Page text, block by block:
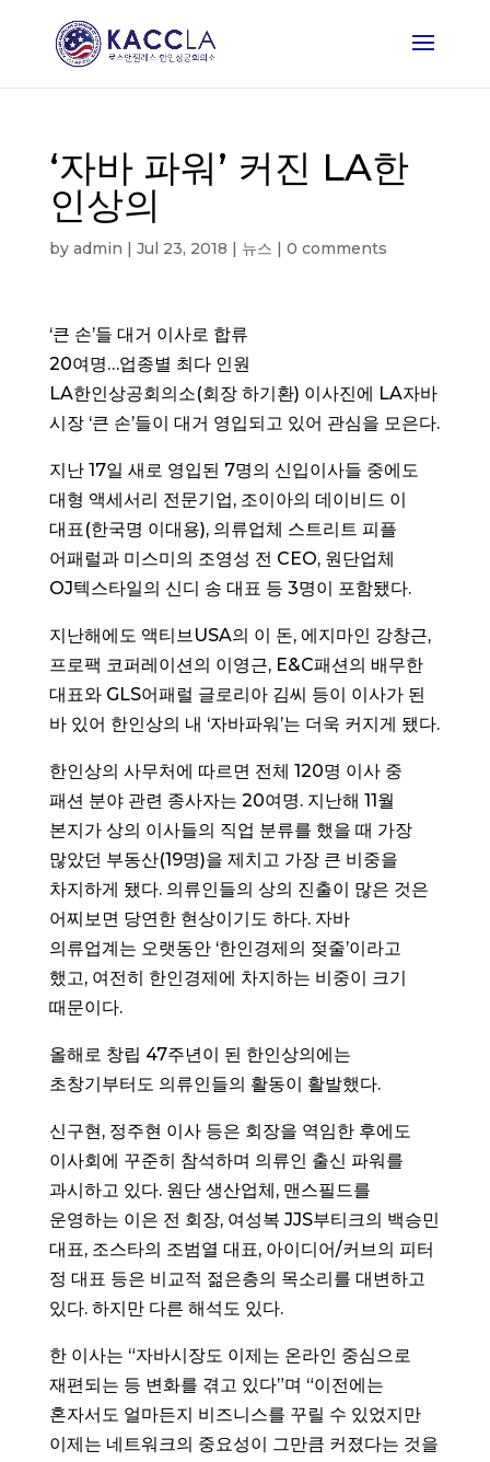
‘자바 파워’ 커진 LA한
인상의
by admin | Jul 23, 2018 | 뉴스 | 0 comments
‘큰 손’들 대거 이사로 합류
20여명…업종별 최다 인원
LA한인상공회의소(회장 하기환) 이사진에 LA자바
시장 ‘큰 손’들이 대거 영입되고 있어 관심을 모은다.
지난 17일 새로 영입된 7명의 신입이사들 중에도
대형 액세서리 전문기업, 조이아의 데이비드 이
대표(한국명 이대용), 의류업체 스트리트 피플
어패럴과 미스미의 조영성 전 CEO, 원단업체
OJ텍스타일의 신디 송 대표 등 3명이 포함됐다.
지난해에도 액티브USA의 이 돈, 에지마인 강창근,
프로팩 코퍼레이션의 이영근, E&C패션의 배무한
대표와 GLS어패럴 글로리아 김씨 등이 이사가 된
바 있어 한인상의 내 ‘자바파워’는 더욱 커지게 됐다.
한인상의 사무처에 따르면 전체 120명 이사 중
패션 분야 관련 종사자는 20여명. 지난해 11월
본지가 상의 이사들의 직업 분류를 했을 때 가장
많았던 부동산(19명)을 제치고 가장 큰 비중을
차지하게 됐다. 의류인들의 상의 진출이 많은 것은
어찌보면 당연한 현상이기도 하다. 자바
의류업계는 오랫동안 ‘한인경제의 젖줄’이라고
했고, 여전히 한인경제에 차지하는 비중이 크기
때문이다.
올해로 창립 47주년이 된 한인상의에는
초창기부터도 의류인들의 활동이 활발했다.
신구현, 정주현 이사 등은 회장을 역임한 후에도
이사회에 꾸준히 참석하며 의류인 출신 파워를
과시하고 있다. 원단 생산업체, 맨스필드를
운영하는 이은 전 회장, 여성복 JJS부티크의 백승민
대표, 조스타의 조범열 대표, 아이디어/커브의 피터
정 대표 등은 비교적 젊은층의 목소리를 대변하고
있다. 하지만 다른 해석도 있다.
한 이사는 “자바시장도 이제는 온라인 중심으로
재편되는 등 변화를 겪고 있다”며 “이전에는
혼자서도 얼마든지 비즈니스를 꾸릴 수 있었지만
이제는 네트워크의 중요성이 그만큼 커졌다는 것을